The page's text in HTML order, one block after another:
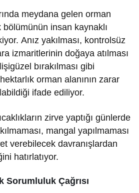
meydana gelen orman
bölümünün insan kaynaklı
Anız yakılması, kontrolsüz
izmaritlerinin doğaya atılması
bırakılması gibi
orman alanının zarar
ifade ediliyor.
zirve yaptığı günlerde
mangal yapılmaması
verebilecek davranışlardan
hatırlatıyor.
Sorumluluk Çağrısı